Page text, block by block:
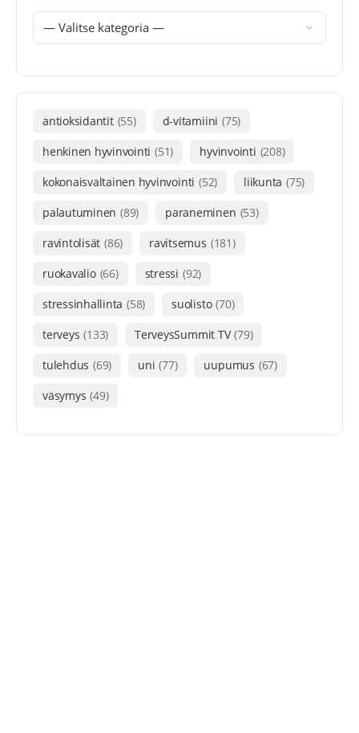
antioksidantit (55) d-vitamiini (75)
henkinen hyvinvointi (51) hyvinvointi (208)
kokonaisvaltainen hyvinvointi (52) liikunta (75)
palautuminen (89) paraneminen (53)
ravintolisät (86) ravitsemus (181)
ruokavalio (66) stressi (92)
stressinhallinta (58) suolisto (70)
terveys (133) TerveysSummit TV (79)
tulehdus (69) uni (77) uupumus (67)
väsymys (49)